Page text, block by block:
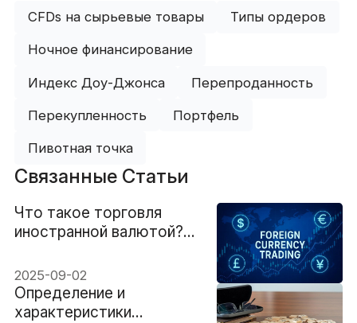
CFDs на сырьевые товары Типы ордеров
Ночное финансирование
Индекс Доу-Джонса Перепроданность
Перекупленность Портфель
Пивотная точка
Связанные Статьи
Что такое торговля
иностранной валютой?
уже сегодня
2025-09-02
Определение и
характеристики